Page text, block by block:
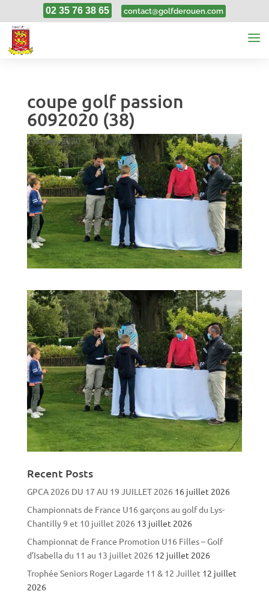
02 35 76 38 65 contact@golfderouen.com
coupe golf passion
6092020 (38)
7, Sep, 2020
Recent Posts
GPCA 2026 DU 17 AU 19 JUILLET 2026 16 juillet 2026
Championnats de France U16 garçons au golf du Lys-
Chantilly 9 et 10 juillet 2026 13 juillet 2026
Championnat de France Promotion U16 Filles – Golf
d’Isabella du 11 au 13 juillet 2026 12 juillet 2026
Trophée Seniors Roger Lagarde 11 & 12 Juillet 12 juillet
2026